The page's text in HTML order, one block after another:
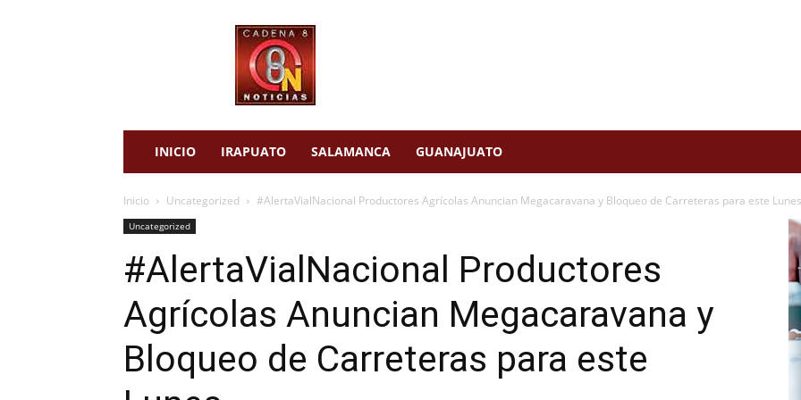
INICIO IRAPUATO SALAMANCA GUANAJUATO
Inicio Uncategorized #AlertaVialNacional Productores Agrícolas Anuncian Megacaravana y Bloqueo de Carreteras para este Lunes
Uncategorized
#AlertaVialNacional Productores
Agrícolas Anuncian Megacaravana y
Bloqueo de Carreteras para este